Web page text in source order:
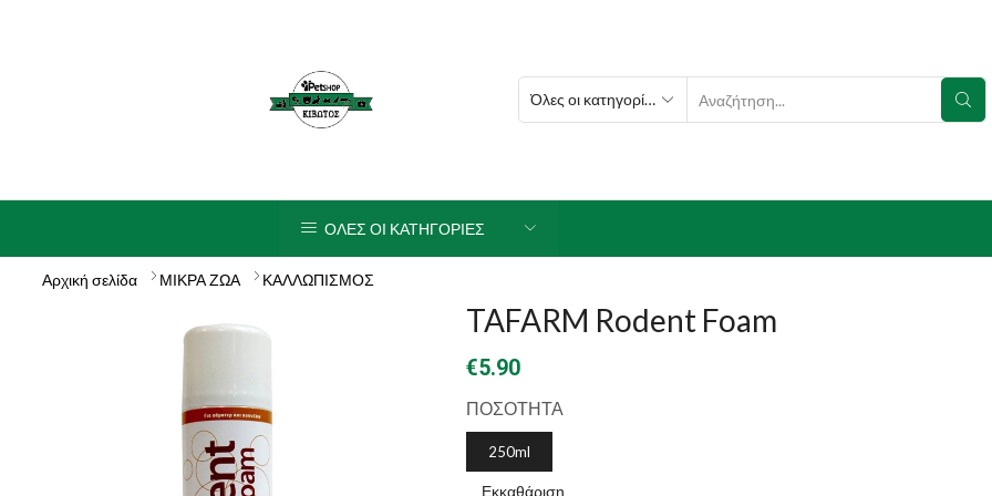
SEARCH
ΟΛΕΣ ΟΙ ΚΑΤΗΓΟΡΙΕΣ
Αρχική σελίδα ΜΙΚΡΑ ΖΩΑ ΚΑΛΛΩΠΙΣΜΟΣ
TAFARM Rodent Foam
€5.90
ΠΟΣΟΤΗΤΑ
250ml
Εκκαθάριση